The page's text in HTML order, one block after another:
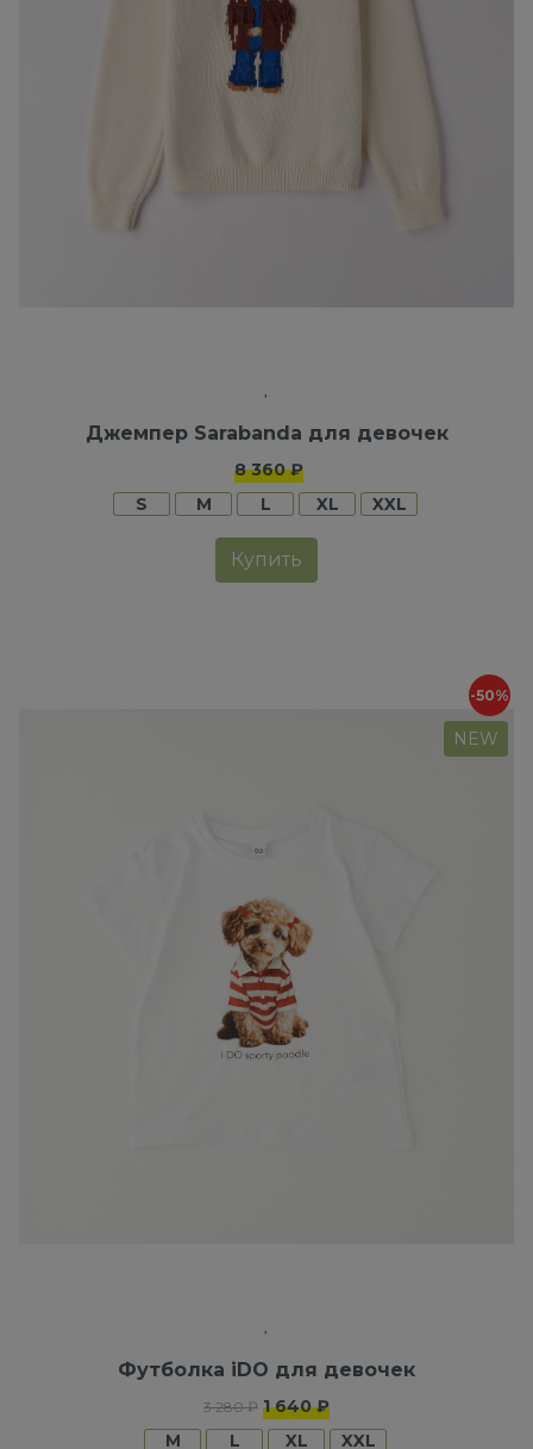
Джемпер Sarabanda для девочек
8 360 ₽
S
M L XL XXL
Купить
-50%
NEW
Футболка iDO для девочек
3 280 ₽ 1 640 ₽
M
L XL XXL